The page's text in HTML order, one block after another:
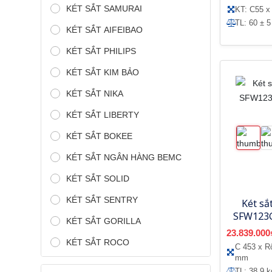
KÉT SẮT SAMURAI
KÉT SẮT AIFEIBAO
KÉT SẮT PHILIPS
KÉT SẮT KIM BẢO
KÉT SẮT NIKA
KÉT SẮT LIBERTY
KÉT SẮT BOKEE
KÉT SẮT NGÂN HÀNG BEMC
KÉT SẮT SOLID
KÉT SẮT SENTRY
KÉT SẮT GORILLA
KÉT SẮT ROCO
KT: C55
TL: 60 ±
Két
C 453 x
mm